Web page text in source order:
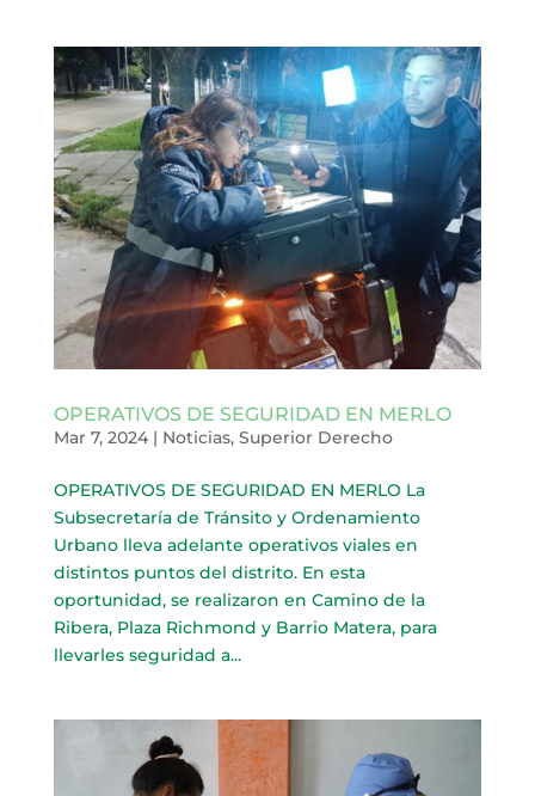
OPERATIVOS DE SEGURIDAD EN MERLO
Mar 7, 2024| Noticias, Superior Derecho
OPERATIVOS DE SEGURIDAD EN MERLO La
Subsecretaría de Tránsito y Ordenamiento
Urbano lleva adelante operativos viales en
distintos puntos del distrito. En esta
oportunidad, se realizaron en Camino de la
Ribera, Plaza Richmond y Barrio Matera, para
llevarles seguridad a...